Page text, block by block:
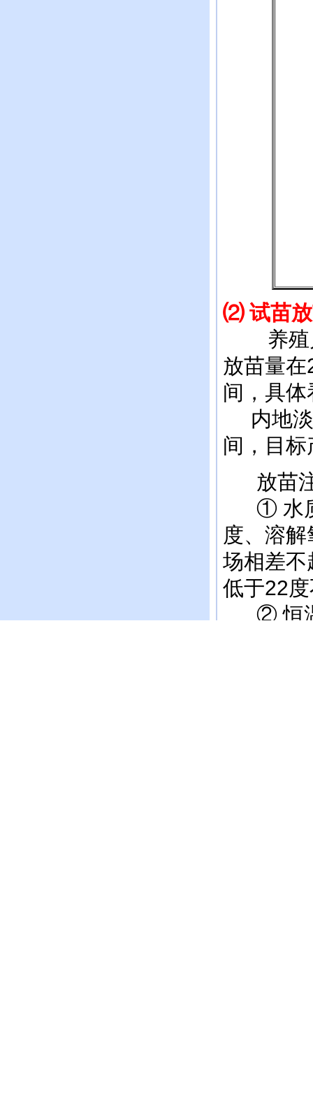
⑵ 试苗
养殖户
放苗量
间，具
内地淡
间，目
放苗注
① 水质
度、溶
场相差不
低于22
② 恒温